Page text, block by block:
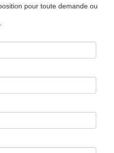
pour toute demande ou